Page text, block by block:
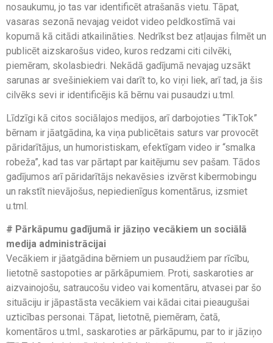
nosaukumu, jo tas var identificēt atrašanās vietu. Tāpat,
vasaras sezonā nevajag veidot video peldkostīmā vai
kopumā kā citādi atkailināties. Nedrīkst bez atļaujas filmēt un
publicēt aizskarošus video, kuros redzami citi cilvēki,
piemēram, skolasbiedri. Nekādā gadījumā nevajag uzsākt
sarunas ar svešiniekiem vai darīt to, ko viņi liek, arī tad, ja šis
cilvēks sevi ir identificējis kā bērnu vai pusaudzi u.tml.
Līdzīgi kā citos sociālajos medijos, arī darbojoties “TikTok”
bērnam ir jāatgādina, ka viņa publicētais saturs var provocēt
pāridarītājus, un humoristiskam, efektīgam video ir “smalka
robeža”, kad tas var pārtapt par kaitējumu sev pašam. Tādos
gadījumos arī pāridarītājs nekavēsies izvērst kibermobingu
un rakstīt nievājošus, nepiedienīgus komentārus, izsmiet
u.tml.
# Pārkāpumu gadījumā ir jāziņo vecākiem un sociālā
medija administrācijai
Vecākiem ir jāatgādina bērniem un pusaudžiem par rīcību,
lietotnē sastopoties ar pārkāpumiem. Proti, saskaroties ar
aizvainojošu, satraucošu video vai komentāru, atvasei par šo
situāciju ir jāpastāsta vecākiem vai kādai citai pieaugušai
uzticības personai. Tāpat, lietotnē, piemēram, čatā,
komentāros u.tml., saskaroties ar pārkāpumu, par to ir jāziņo